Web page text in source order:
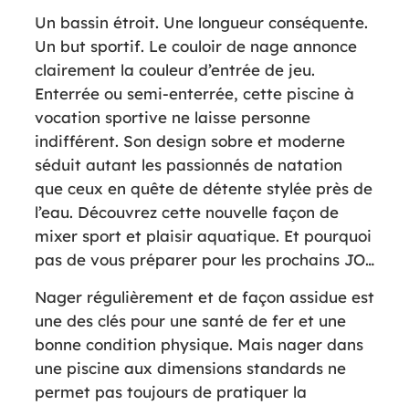
Un bassin étroit. Une longueur conséquente.
Un but sportif. Le couloir de nage annonce
clairement la couleur d’entrée de jeu.
Enterrée ou semi-enterrée, cette piscine à
vocation sportive ne laisse personne
indifférent. Son design sobre et moderne
séduit autant les passionnés de natation
que ceux en quête de détente stylée près de
l’eau. Découvrez cette nouvelle façon de
mixer sport et plaisir aquatique. Et pourquoi
pas de vous préparer pour les prochains JO…
Nager régulièrement et de façon assidue est
une des clés pour une santé de fer et une
bonne condition physique. Mais nager dans
une piscine aux dimensions standards ne
permet pas toujours de pratiquer la